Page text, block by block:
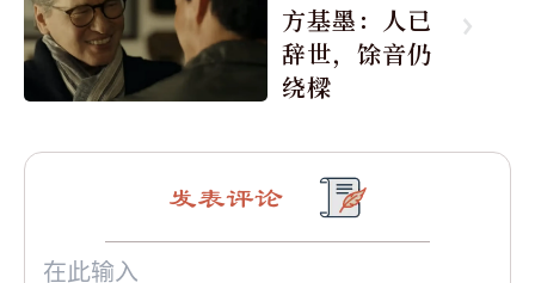
方基墨：人已
辞世，馀音仍
绕樑
发表评论